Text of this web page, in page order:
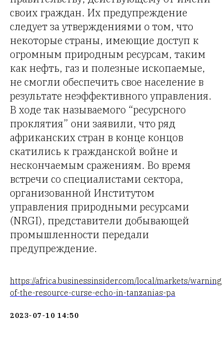
своих граждан. Их предупреждение
следует за утверждениями о том, что
некоторые страны, имеющие доступ к
огромным природным ресурсам, таким
как нефть, газ и полезные ископаемые,
не смогли обеспечить свое население в
результате неэффективного управления.
В ходе так называемого “ресурсного
проклятия” они заявили, что ряд
африканских стран в конце концов
скатились к гражданской войне и
нескончаемым сражениям. Во время
встречи со специалистами сектора,
организованной Институтом
управления природными ресурсами
(NRGI), представители добывающей
промышленности передали
предупреждение.
https://africa.businessinsider.com/local/markets/
of-the-resource-curse-echo-in-tanzanias-pa
2023-07-10 14:50